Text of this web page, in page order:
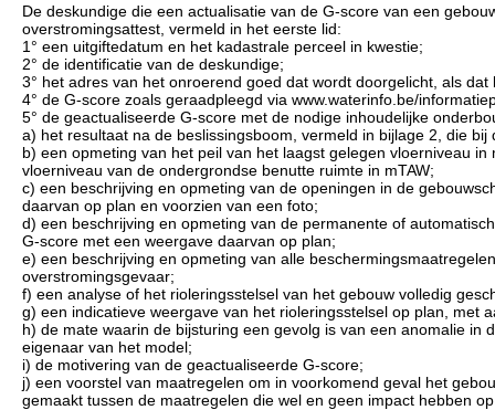
De deskundige die een actualisatie van de G-score van een
overstromingsattest, vermeld in het eerste lid:
1° een uitgiftedatum en het kadastrale perceel in kwestie;
2° de identificatie van de deskundige;
3° het adres van het onroerend goed dat wordt doorgelicht, als dat
4° de G-score zoals geraadpleegd via www.waterinfo.be/
5° de geactualiseerde G-score met de nodige inhoudelijke
a) het resultaat na de beslissingsboom, vermeld in bijlage 2, die
b) een opmeting van het peil van het laagst gelegen vloerniveau
vloerniveau van de ondergrondse benutte ruimte in mTAW;
c) een beschrijving en opmeting van de openingen in de
daarvan op plan en voorzien van een foto;
d) een beschrijving en opmeting van de permanente of
G-score met een weergave daarvan op plan;
e) een beschrijving en opmeting van alle
overstromingsgevaar;
f) een analyse of het rioleringsstelsel van het gebouw volledig
g) een indicatieve weergave van het rioleringsstelsel op plan, met
h) de mate waarin de bijsturing een gevolg is van een anomalie
eigenaar van het model;
i) de motivering van de geactualiseerde G-score;
j) een voorstel van maatregelen om in voorkomend geval het
gemaakt tussen de maatregelen die wel en geen impact hebben